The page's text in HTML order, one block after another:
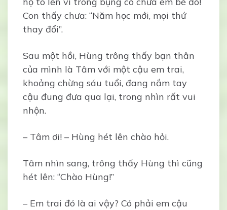
Con thấy chưa: “Năm học mới, mọi thứ
thay đổi”.
Sau một hồi, Hùng trông thấy bạn thân
của mình là Tâm với một cậu em trai,
khoảng chừng sáu tuổi, đang nắm tay
cậu đung đưa qua lại, trong nhìn rất vui
nhộn.
– Tâm ơi! – Hùng hét lên chào hỏi.
Tâm nhìn sang, trông thấy Hùng thì cũng
hét lên: “Chào Hùng!”
– Em trai đó là ai vậy? Có phải em cậu